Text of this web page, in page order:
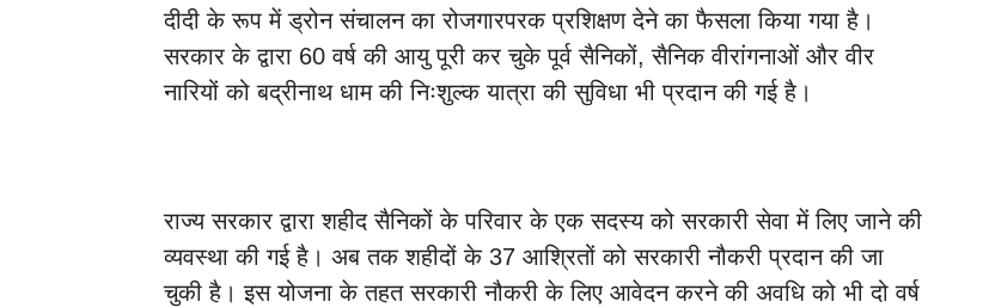
दीदी के रूप में ड्रोन संचालन का रोजगारपरक प्रशिक्षण देने का फैसला किया गया है।
सरकार के द्वारा 60 वर्ष की आयु पूरी कर चुके पूर्व सैनिकों, सैनिक वीरांगनाओं और वीर
नारियों को बद्रीनाथ धाम की निःशुल्क यात्रा की सुविधा भी प्रदान की गई है।
राज्य सरकार द्वारा शहीद सैनिकों के परिवार के एक सदस्य को सरकारी सेवा में लिए जाने की
व्यवस्था की गई है। अब तक शहीदों के 37 आश्रितों को सरकारी नौकरी प्रदान की जा
चुकी है। इस योजना के तहत सरकारी नौकरी के लिए आवेदन करने की अवधि को भी दो वर्ष